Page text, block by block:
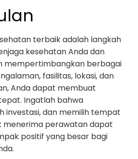
terbaik adalah langkah
kesehatan Anda dan
mempertimbangkan berbagai
fasilitas, lokasi, dan
Anda dapat membuat
Ingatlah bahwa
investasi, dan memilih tempat
menerima perawatan dapat
positif yang besar bagi